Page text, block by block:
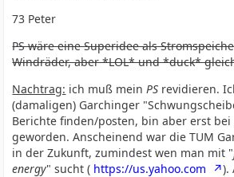
73 Peter
PS wäre eine Superidee als
Windräder, aber *LOL* und *duck*
Nachtrag: ich muß meinPS revidieren.
(damaligen) Garchinger
Berichte finden/posten, bin aber erst bei
geworden. Anscheinend war die TUM
in der Zukunft, zumindest wen man mit "
energy" sucht ( https://us.yahoo.com ).